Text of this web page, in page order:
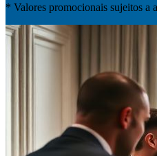
* Valores promocionais sujeitos a